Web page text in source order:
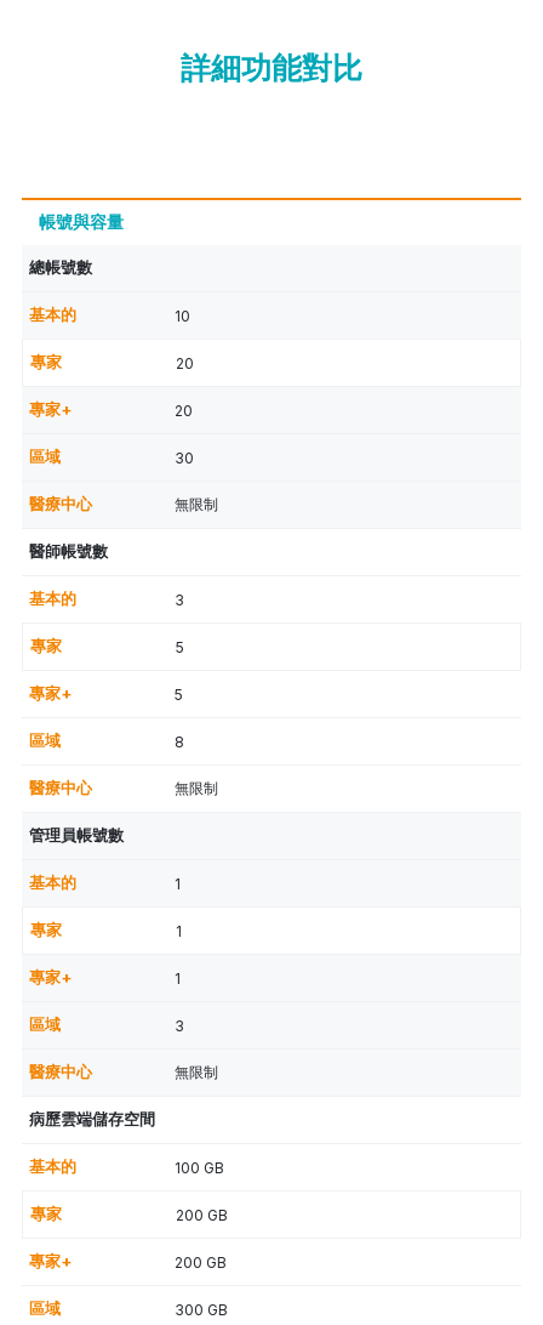
詳細功能對比
帳號與容量
總帳號數
10
20
20
30
無限制
醫師帳號數
3
5
5
8
無限制
管理員帳號數
1
1
1
3
無限制
病歷雲端儲存空間
100 GB
200 GB
200 GB
300 GB